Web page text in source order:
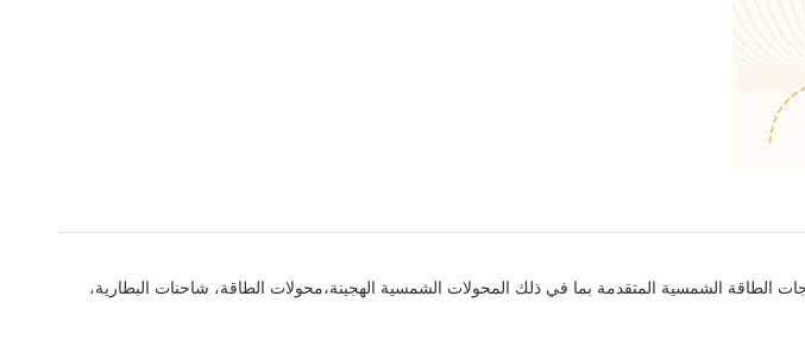
نحن المصنعون الأصليون والمطورون لمنتجات الطاقة الشمسية المتقدمة بما في ذلك المحولات الشمسية الهجينة،محولات الطاقة، شاحنات البطارية،